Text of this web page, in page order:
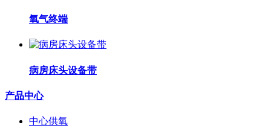
氧气终端
病房床头设备带
产品中心
中心供氧